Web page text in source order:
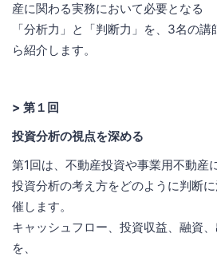
産に関わる実務において必要となる
「分析力」と「判断力」を、3名の
ら紹介します。
> 第１回
投資分析の視点を深める
第1回は、不動産投資や事業用不動産
投資分析の考え方をどのように判断
催します。
キャッシュフロー、投資収益、融資
を、